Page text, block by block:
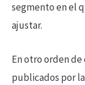
segmento en el
ajustar.
En otro orden
publicados por